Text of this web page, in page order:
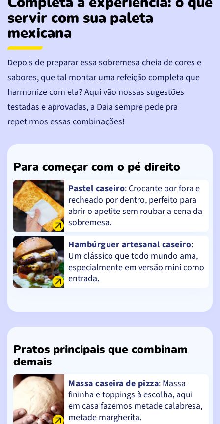
Completa a experiência: o que
servir com sua paleta
mexicana
Depois de preparar essa sobremesa cheia de cores e
sabores, que tal montar uma refeição completa que
harmonize com ela? Aqui vão nossas sugestões
testadas e aprovadas, a Daia sempre pede pra
repetirmos essas combinações!
Para começar com o pé direito
Pastel caseiro: Crocante por fora e
recheado por dentro, perfeito para
abrir o apetite sem roubar a cena da
sobremesa.
Hambúrguer artesanal caseiro:
Um clássico que todo mundo ama,
especialmente em versão mini como
entrada.
Pratos principais que combinam
demais
Massa caseira de pizza: Massa
fininha e toppings à escolha, aqui
em casa fazemos metade calabresa,
metade margherita.